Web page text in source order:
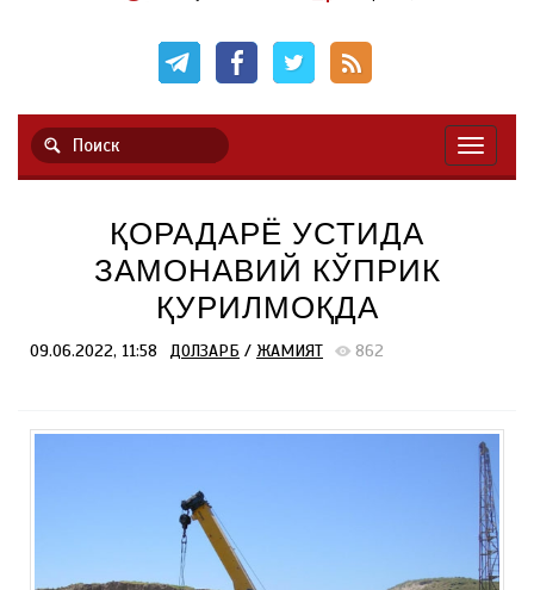
ҚОРАДАРЁ УСТИДА
ЗАМОНАВИЙ КЎПРИК
ҚУРИЛМОҚДА
09.06.2022, 11:58 ДОЛЗАРБ / ЖАМИЯТ 862